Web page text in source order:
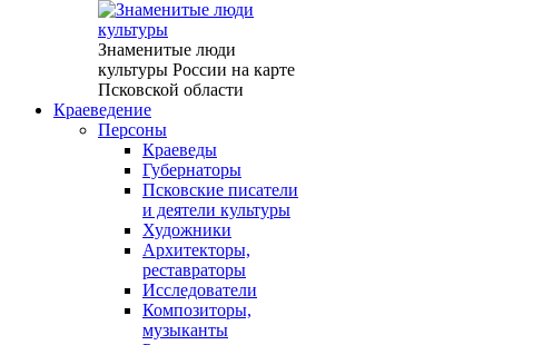
Знаменитые люди
культуры России на карте
Псковской области
Краеведение
Персоны
Краеведы
Губернаторы
Псковские писатели
и деятели культуры
Художники
Архитекторы,
реставраторы
Исследователи
Композиторы,
музыканты